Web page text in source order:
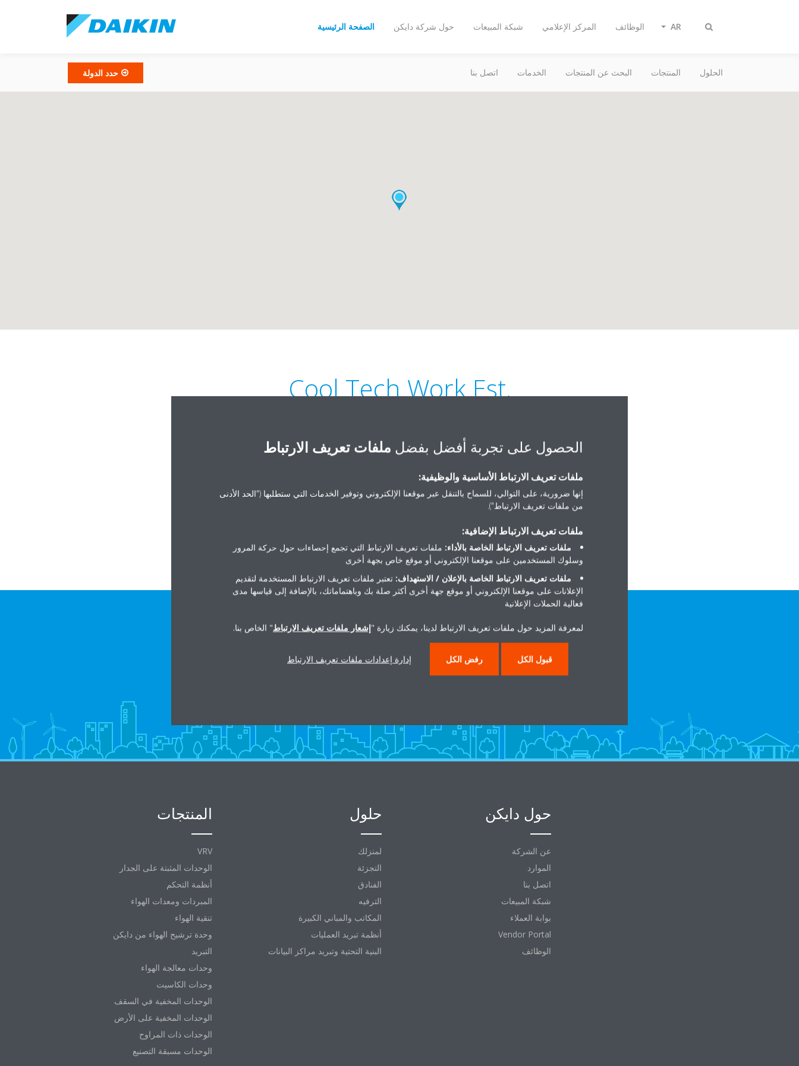
تبديل
الصفحة الرئيسية حول شركة دايكن شبكة المبيعات المركز الإعلامي الوظائف AR
الحلول المنتجات البحث عن المنتجات الخدمات اتصل بنا حدد الدولة
Cool Tech Work Est.‎
Omar Al Mukhtar Street, PO Box 57384 Rail
Street, Riyadh, Saudi Arabia.
Riyadh
+966 11 403 8918
هل تريد مساعدة؟
المنتجات
VRV
الوحدات المثبتة على الجدار
أنظمة التحكم
المبردات ومعدات الهواء
تنقية الهواء
وحدة ترشيح الهواء من دايكن
التبريد
وحدات معالجة الهواء
وحدات الكاسيت
الوحدات المخفية في السقف
الوحدات المخفية على الأرض
الوحدات ذات المراوح
الوحدات مسبقة التصنيع
حلول
لمنزلك
التجزئة
الفنادق
الترفيه
المكاتب والمباني الكبيرة
أنظمة تبريد العمليات
البنية التحتية وتبريد مراكز البيانات
حول دايكن
عن الشركة
الموارد
اتصل بنا
شبكة المبيعات
بوابة العملاء
Vendor Portal
الوظائف
الحصول على تجربة أفضل بفضل ملفات تعريف الارتباط
ملفات تعريف الارتباط الأساسية والوظيفية:
إنها ضرورية، على التوالي، للسماح بالتنقل عبر موقعنا الإلكتروني وتوفير الخدمات التي ستطلبها ("الحد الأدنى
من ملفات تعريف الارتباط").
ملفات تعريف الارتباط الإضافية:
ملفات تعريف الارتباط الخاصة بالأداء: ملفات تعريف الارتباط التي تجمع إحصاءات حول حركة المرور
وسلوك المستخدمين على موقعنا الإلكتروني أو موقع خاص بجهة أخرى
ملفات تعريف الارتباط الخاصة بالإعلان / الاستهداف: تعتبر ملفات تعريف الارتباط المستخدمة لتقديم
الإعلانات على موقعنا الإلكتروني أو موقع جهة أخرى أكثر صلة بك وباهتماماتك، بالإضافة إلى قياسها مدى
فعالية الحملات الإعلانية
لمعرفة المزيد حول ملفات تعريف الارتباط لدينا، يمكنك زيارة "إشعار ملفات تعريف الارتباط" الخاص بنا.
قبول الكل رفض الكل إدارة إعدادات ملفات تعريف الارتباط